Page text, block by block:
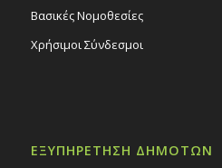
Βασικές Νομοθεσίες
Χρήσιμοι Σύνδεσμοι
ΕΞΥΠΗΡΕΤΗΣΗ ΔΗΜΟΤΩΝ